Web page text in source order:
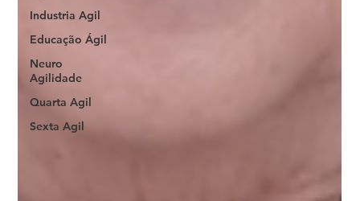
Industria Agil
Educação Ágil
Neuro
Agilidade
Quarta Agil
Sexta Agil